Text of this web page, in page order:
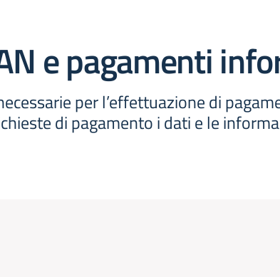
e pagamenti
per l’effettuazione di
di pagamento i dati e le